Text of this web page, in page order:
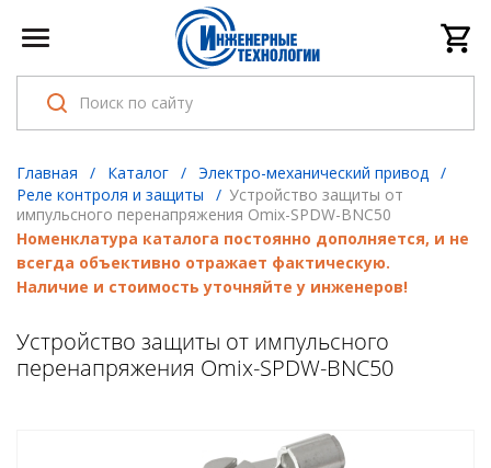
Главная / Каталог / Электро-механический привод /
Реле контроля и защиты
/ Устройство защиты от
импульсного перенапряжения Omix-SPDW-BNC50
Номенклатура каталога постоянно дополняется, и не
всегда объективно отражает фактическую.
Наличие и стоимость уточняйте у инженеров!
Устройство защиты от импульсного
перенапряжения Omix-SPDW-BNC50